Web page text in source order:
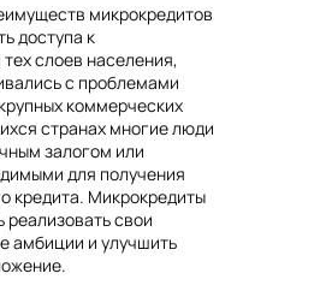
микрокредитов
доступа к
слоев населения,
с проблемами
коммерческих
странах многие люди
залогом или
для получения
кредита. Микрокредиты
свои
амбиции и улучшить